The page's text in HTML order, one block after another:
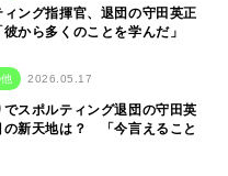
ィング指揮官、退団の守田英正
から多くのことを学んだ」
2026.05.17
でスポルティング退団の守田英
の新天地は？ 「今言えること